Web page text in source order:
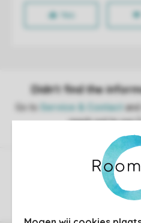
Control over
More info and